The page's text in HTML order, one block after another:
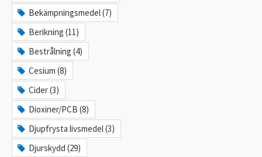
Bekämpningsmedel (7)
Berikning (11)
Bestrålning (4)
Cesium (8)
Cider (3)
Dioxiner/PCB (8)
Djupfrysta livsmedel (3)
Djurskydd (29)